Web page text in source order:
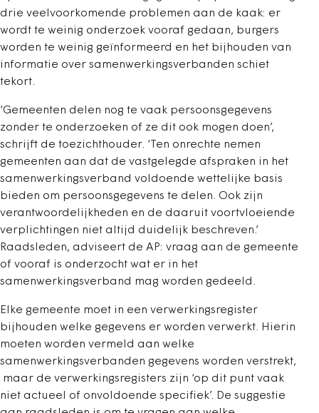
drie veelvoorkomende problemen aan de kaak: er
wordt te weinig onderzoek vooraf gedaan, burgers
worden te weinig geïnformeerd en het bijhouden van
informatie over samenwerkingsverbanden schiet
tekort.
‘Gemeenten delen nog te vaak persoonsgegevens
zonder te onderzoeken of ze dit ook mogen doen’,
schrijft de toezichthouder. ‘Ten onrechte nemen
gemeenten aan dat de vastgelegde afspraken in het
samenwerkingsverband voldoende wettelijke basis
bieden om persoonsgegevens te delen. Ook zijn
verantwoordelijkheden en de daaruit voortvloeiende
verplichtingen niet altijd duidelijk beschreven.’
Raadsleden, adviseert de AP: vraag aan de gemeente
of vooraf is onderzocht wat er in het
samenwerkingsverband mag worden gedeeld.
Elke gemeente moet in een verwerkingsregister
bijhouden welke gegevens er worden verwerkt. Hierin
moeten worden vermeld aan welke
samenwerkingsverbanden gegevens worden verstrekt,
maar de verwerkingsregisters zijn ‘op dit punt vaak
niet actueel of onvoldoende specifiek’. De suggestie